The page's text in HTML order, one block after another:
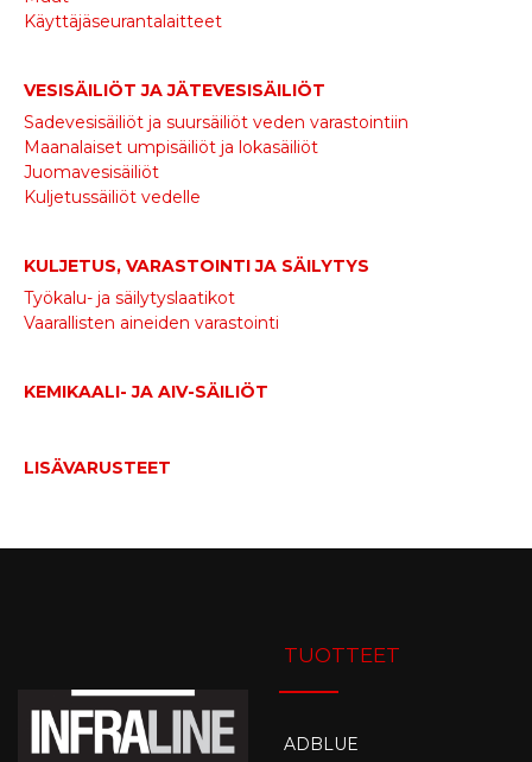
Käyttäjäseurantalaitteet
VESISÄILIÖT JA JÄTEVESISÄILIÖT
Sadevesisäiliöt ja suursäiliöt veden varastointiin
Maanalaiset umpisäiliöt ja lokasäiliöt
Juomavesisäiliöt
Kuljetussäiliöt vedelle
KULJETUS, VARASTOINTI JA SÄILYTYS
Työkalu- ja säilytyslaatikot
Vaarallisten aineiden varastointi
KEMIKAALI- JA AIV-SÄILIÖT
LISÄVARUSTEET
TUOTTEET
ADBLUE